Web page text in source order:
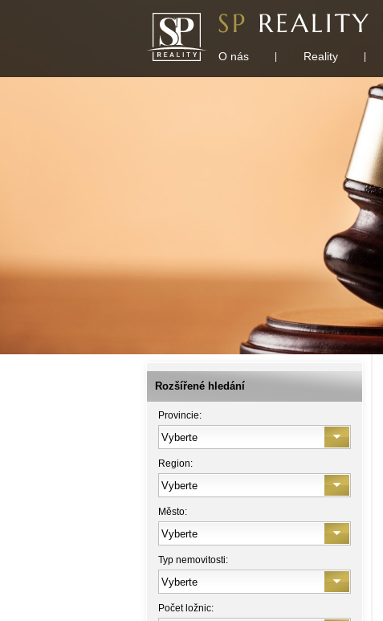
O nás Reality
Rozšířené hledání
Provincie:
Region:
Město:
Typ nemovitosti:
Počet ložnic: